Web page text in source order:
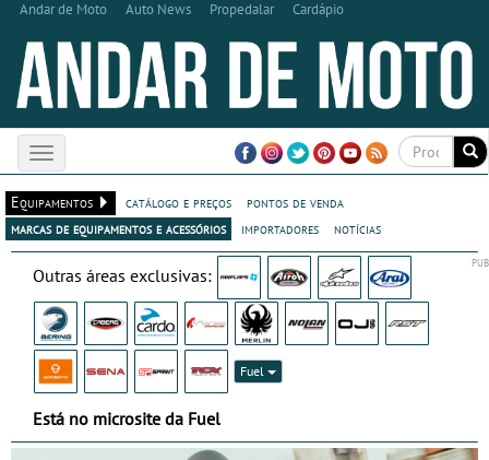
Andar de Moto Auto News Propedalar Cardápio
Toggle
navigation
Equipamentos
catálogo e preços
pontos de venda
marcas de equipamentos e acessórios
importadores notícias
Outras áreas exclusivas:
Fuel
Está no microsite da Fuel